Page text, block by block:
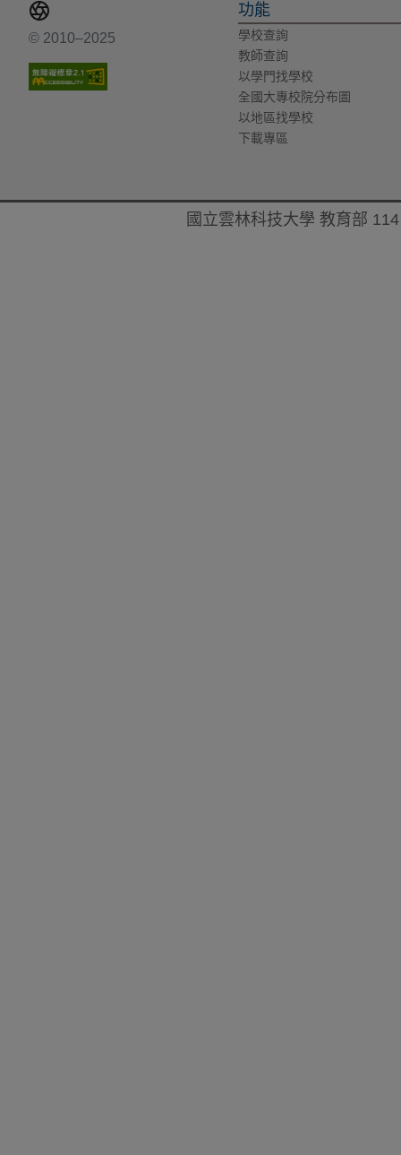
© 2010–2025
功能
學校查詢
教師查詢
以學門找學校
全國大專校院分布圖
以地區找學校
下載專區
國立雲林科技大學 教育部